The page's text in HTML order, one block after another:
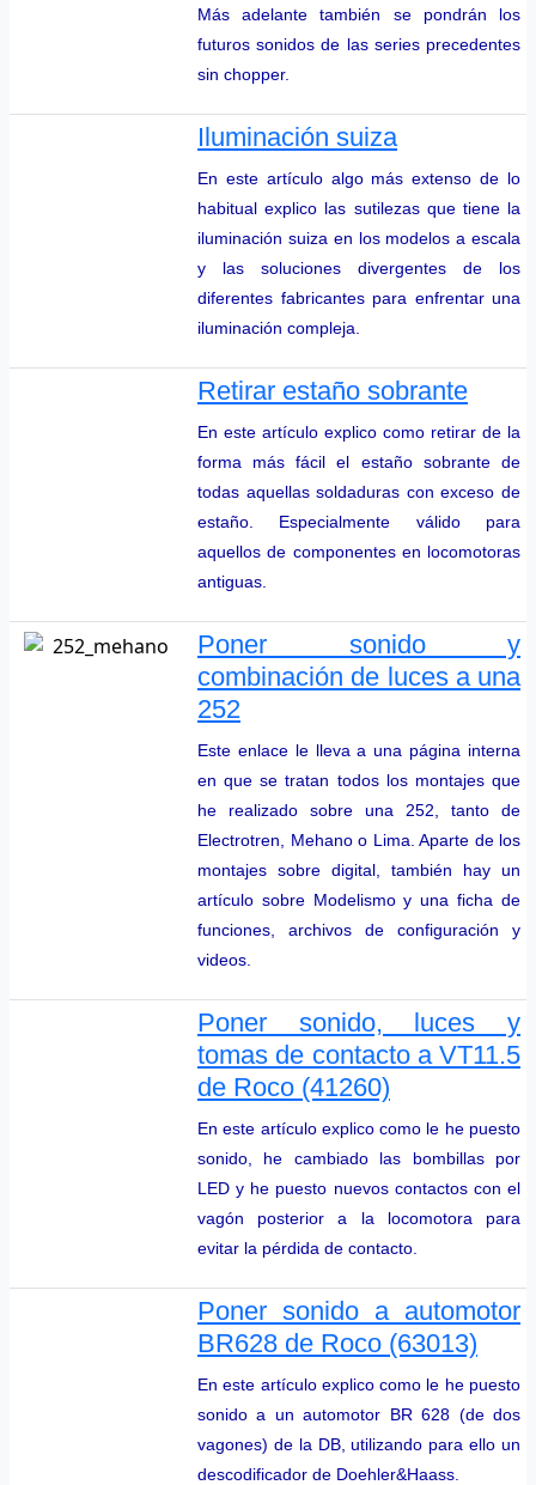
Más adelante también se pondrán los
futuros sonidos de las series precedentes
sin chopper.
Iluminación suiza
En este artículo algo más extenso de lo
habitual explico las sutilezas que tiene la
iluminación suiza en los modelos a escala
y las soluciones divergentes de los
diferentes fabricantes para enfrentar una
iluminación compleja.
Retirar estaño sobrante
En este artículo explico como retirar de la
forma más fácil el estaño sobrante de
todas aquellas soldaduras con exceso de
estaño. Especialmente válido para
aquellos de componentes en locomotoras
antiguas.
Poner sonido y
combinación de luces a una
252
Este enlace le lleva a una página interna
en que se tratan todos los montajes que
he realizado sobre una 252, tanto de
Electrotren, Mehano o Lima. Aparte de los
montajes sobre digital, también hay un
artículo sobre Modelismo y una ficha de
funciones, archivos de configuración y
videos.
Poner sonido, luces y
tomas de contacto a VT11.5
de Roco (41260)
En este artículo explico como le he puesto
sonido, he cambiado las bombillas por
LED y he puesto nuevos contactos con el
vagón posterior a la locomotora para
evitar la pérdida de contacto.
Poner sonido a automotor
BR628 de Roco (63013)
En este artículo explico como le he puesto
sonido a un automotor BR 628 (de dos
vagones) de la DB, utilizando para ello un
descodificador de Doehler&Haass.